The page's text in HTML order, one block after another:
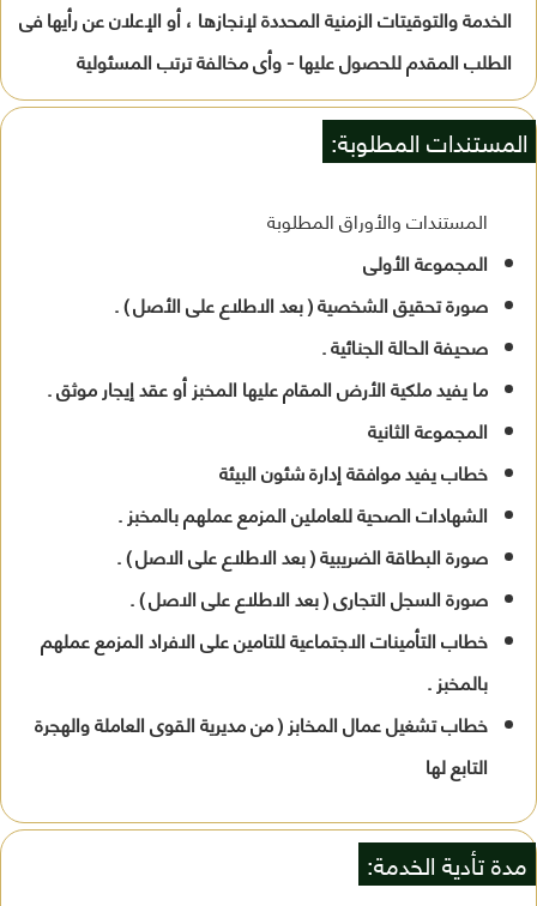
الخدمة والتوقيتات الزمنية المحددة لإنجازها ، أو الإعلان عن رأيها فى
الطلب المقدم للحصول عليها - وأى مخالفة ترتب المسئولية
المستندات المطلوبة:
المستندات والأوراق المطلوبة
المجموعة الأولى
صورة تحقيق الشخصية ( بعد الاطلاع على الأصل ) .
صحيفة الحالة الجنائية .
ما يفيد ملكية الأرض المقام عليها المخبز أو عقد إيجار موثق .
المجموعة الثانية
خطاب يفيد موافقة إدارة شئون البيئة
الشهادات الصحية للعاملين المزمع عملهم بالمخبز .
صورة البطاقة الضريبية ( بعد الاطلاع على الاصل ) .
صورة السجل التجارى ( بعد الاطلاع على الاصل ) .
خطاب التأمينات الاجتماعية للتامين على الافراد المزمع عملهم
بالمخبز .
خطاب تشغيل عمال المخابز ( من مديرية القوى العاملة والهجرة
التابع لها
مدة تأدية الخدمة: